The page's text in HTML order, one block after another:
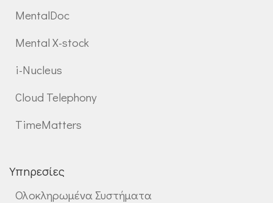
MentalDoc
Mental X-stock
i-Nucleus
Cloud Telephony
TimeMatters
Υπηρεσίες
Ολοκληρωμένα Συστήματα